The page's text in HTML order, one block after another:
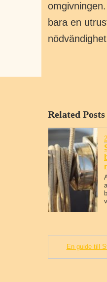
bara en
Related Posts
En guide till